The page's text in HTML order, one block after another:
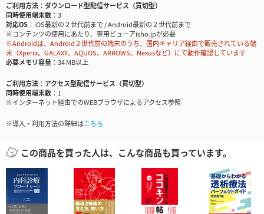
ご利用方法
ダウンロード型配信サービス（買切型）
同時使用端末数
3
対応OS
iOS最新の２世代前まで / Android最新の２世代前まで
※コンテンツの使用にあたり、専用ビューアisho.jpが必要
※Androidは、Android２世代前の端末のうち、国内キャリア経由で販売されている端
末（Xperia、GALAXY、AQUOS、ARROWS、Nexusなど）にて動作確認しています
必要メモリ容量
34 MB以上
ご利用方法
アクセス型配信サービス（買切型）
同時使用端末数
1
※インターネット経由でのWEBブラウザによるアクセス参照
※導入・利用方法の詳細はこちら
この商品を買った人は、こんな商品も買っています。